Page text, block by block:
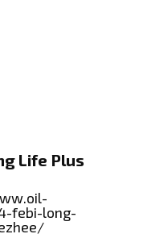
Life Plus
febi-long-